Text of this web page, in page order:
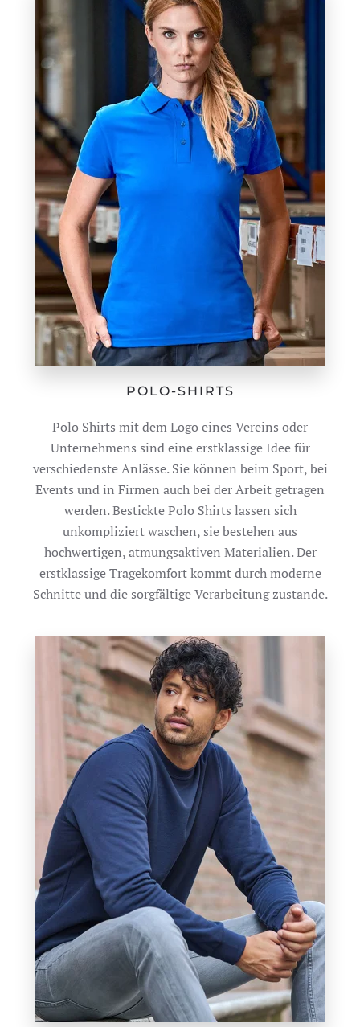
POLO-SHIRTS
Polo Shirts mit dem Logo eines Vereins oder
Unternehmens sind eine erstklassige Idee für
verschiedenste Anlässe. Sie können beim Sport, bei
Events und in Firmen auch bei der Arbeit getragen
werden. Bestickte Polo Shirts lassen sich
unkompliziert waschen, sie bestehen aus
hochwertigen, atmungsaktiven Materialien. Der
erstklassige Tragekomfort kommt durch moderne
Schnitte und die sorgfältige Verarbeitung zustande.